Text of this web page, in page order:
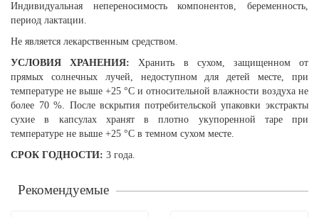
Индивидуальная непереносимость компонентов, беременность,
период лактации.
Не является лекарственным средством.
УСЛОВИЯ ХРАНЕНИЯ:Хранить в сухом, защищенном от
прямых солнечных лучей, недоступном для детей месте, при
температуре не выше +25 °С и относительной влажности воздуха не
более 70 %. После вскрытия потребительской упаковки экстракты
сухие в капсулах хранят в плотно укупоренной таре при
температуре не выше +25 °С в темном сухом месте.
СРОК ГОДНОСТИ: 3 года.
Рекомендуемые